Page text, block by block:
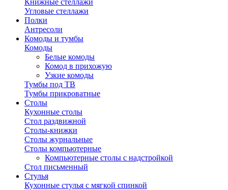
Книжные стеллажи
Угловые стеллажи
Полки
Антресоли
Комоды и тумбы
Комоды
Белые комоды
Комод в прихожую
Узкие комоды
Тумбы под ТВ
Тумбы прикроватные
Столы
Кухонные столы
Стол раздвижной
Столы-книжки
Столы журнальные
Столы компьютерные
Компьютерные столы с надстройкой
Стол письменный
Стулья
Кухонные стулья с мягкой спинкой